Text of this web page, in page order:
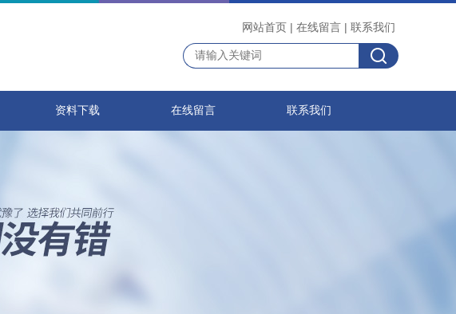
网站首页 | 在线留言 | 联系我们
资料下载 在线留言 联系我们